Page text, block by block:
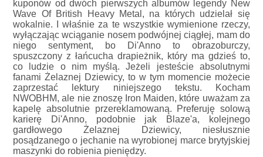
kuponów od dwóch pierwszych albumów legendy New
Wave Of British Heavy Metal, na których udzielał się
wokalnie. I właśnie za te wszystkie wymienione rzeczy,
wyłączając wciąganie nosem podwójnej ciągłej, mam do
niego sentyment, bo Di'Anno to obrazoburczy,
spuszczony z łańcucha drapieżnik, który ma gdzieś to,
co ludzie o nim myślą. Jeżeli jesteście absolutnymi
fanami Żelaznej Dziewicy, to w tym momencie możecie
zaprzestać lektury niniejszego tekstu. Kocham
NWOBHM, ale nie znoszę Iron Maiden, które uważam za
kapelę absolutnie przereklamowaną. Preferuję solową
karierę Di'Anno, podobnie jak Blaze'a, kolejnego
gardłowego Żelaznej Dziewicy, niesłusznie
posądzanego o jechanie na wyrobionej marce brytyjskiej
maszynki do robienia pieniędzy.